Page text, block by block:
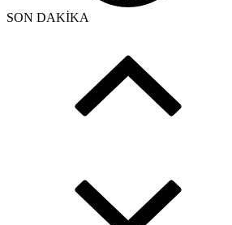
SON DAKİKA